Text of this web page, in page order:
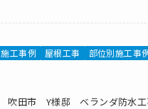
施工事例 屋根工事 部位別施工事
吹田市 Y様邸 ベランダ防水